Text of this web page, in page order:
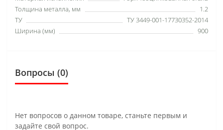
Толщина металла, мм
1.2
ТУ
ТУ 3449-001-17730352-2014
Ширина (мм)
900
Вопросы (0)
Нет вопросов о данном товаре, станьте первым и
задайте свой вопрос.